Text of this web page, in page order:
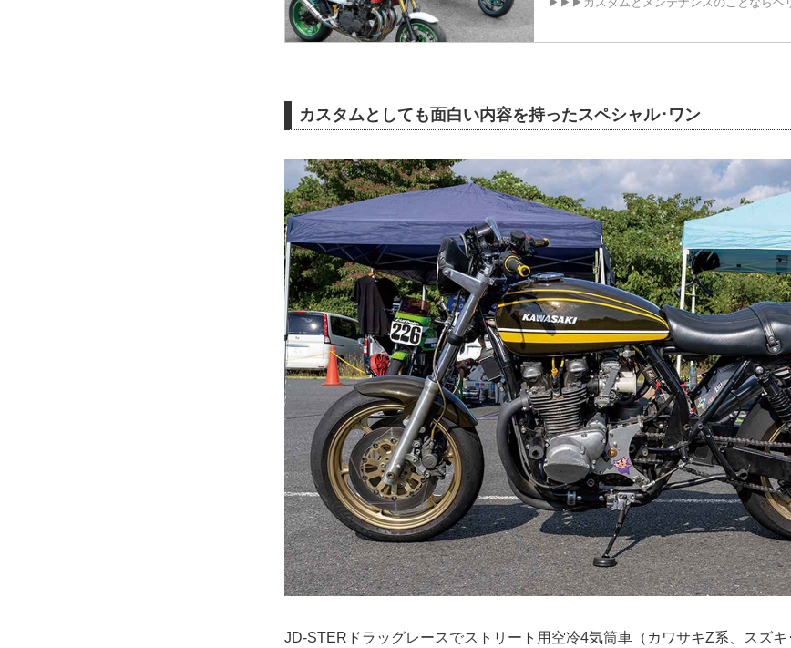
カスタムとしても面白い内容を持ったスペシャル･ワン
JD-STERドラッグレースでストリート用空冷4気筒車（カワサキZ系、スズ